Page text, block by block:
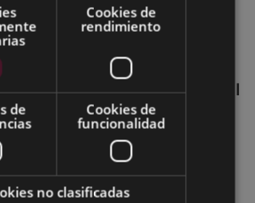
por el Pleno Municipal
julio de 2026
Cookies de
rendimiento
de
Cookies de
funcionalidad
no clasificadas